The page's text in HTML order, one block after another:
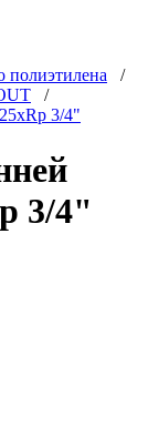
полиэтилена /
/
3/4"
3/4"